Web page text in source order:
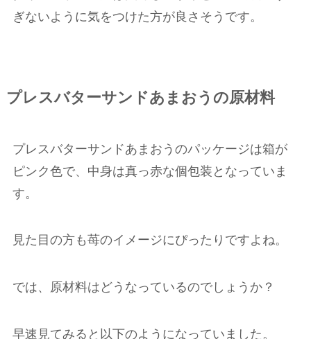
ぎないように気をつけた方が良さそうです。
プレスバターサンドあまおうの原材料
プレスバターサンドあまおうのパッケージは箱が
ピンク色で、中身は真っ赤な個包装となっていま
す。
見た目の方も苺のイメージにぴったりですよね。
では、原材料はどうなっているのでしょうか？
早速見てみると以下のようになっていました。